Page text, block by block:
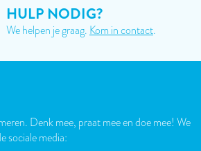
HULP NODIG?
We helpen je graag. Kom in contact.
Denk mee, praat mee en doe mee! We
sociale media: